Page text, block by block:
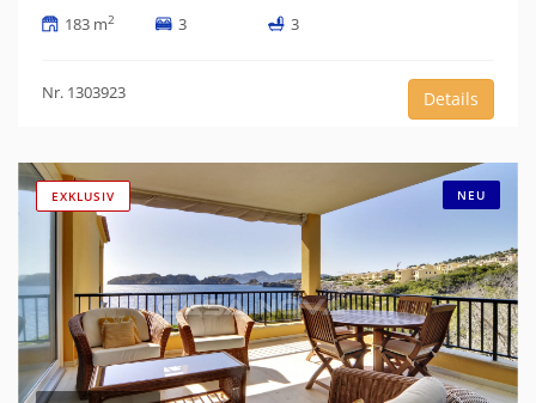
183 m2 3 3
Nr. 1303923 Details
EXKLUSIV NEU